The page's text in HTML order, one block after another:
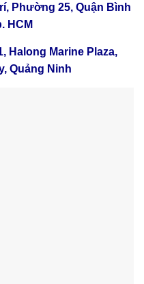
Phường 25, Quận Bình
HCM
Halong Marine Plaza,
Quảng Ninh